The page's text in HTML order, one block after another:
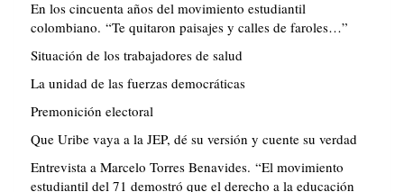
En los cincuenta años del movimiento estudiantil
colombiano. “Te quitaron paisajes y calles de faroles…”
Situación de los trabajadores de salud
La unidad de las fuerzas democráticas
Premonición electoral
Que Uribe vaya a la JEP, dé su versión y cuente su verdad
Entrevista a Marcelo Torres Benavides. “El movimiento
estudiantil del 71 demostró que el derecho a la educación